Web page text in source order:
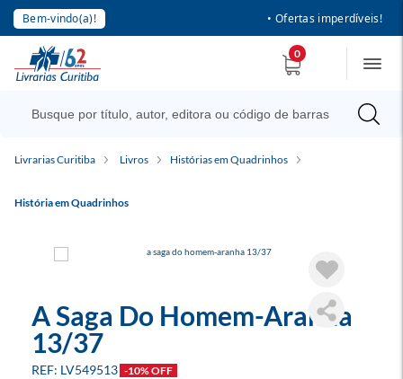
Bem-vindo(a)! • Ofertas imperdíveis!
0
Livrarias Curitiba Livros Histórias em Quadrinhos
História em Quadrinhos
A Saga Do Homem-Aranha
13/37
LV549513 -10% OFF